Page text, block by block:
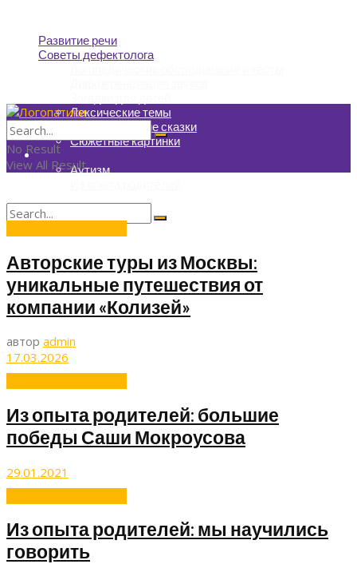
Развитие речи
Советы дефектолога
Лексические темы
Логопедические сказки
Сюжетные картинки
Родителям на заметку
Аутизм
No Result
View All Result
Авторские туры из Москвы:
уникальные путешествия от
компании «Колизей»
автор admin
17.03.2026
Из опыта родителей: большие
победы Саши Мокроусова
29.01.2021
Из опыта родителей: мы научились
говорить